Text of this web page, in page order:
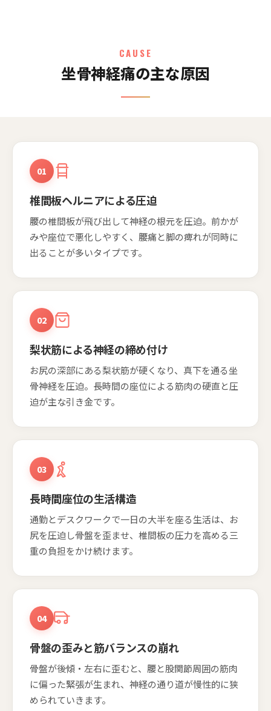
CAUSE
坐骨神経痛の主な原因
01
椎間板ヘルニアによる圧迫
腰の椎間板が飛び出して神経の根元を圧迫。前かが
みや座位で悪化しやすく、腰痛と脚の痺れが同時に
出ることが多いタイプです。
02
梨状筋による神経の締め付け
お尻の深部にある梨状筋が硬くなり、真下を通る坐
骨神経を圧迫。長時間の座位による筋肉の硬直と圧
迫が主な引き金です。
03
長時間座位の生活構造
通勤とデスクワークで一日の大半を座る生活は、お
尻を圧迫し骨盤を歪ませ、椎間板の圧力を高める三
重の負担をかけ続けます。
04
骨盤の歪みと筋バランスの崩れ
骨盤が後傾・左右に歪むと、腰と股関節周囲の筋肉
に偏った緊張が生まれ、神経の通り道が慢性的に狭
められていきます。